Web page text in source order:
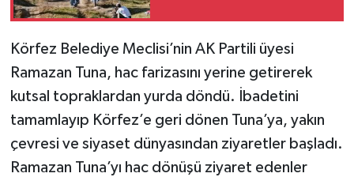
Körfez Belediye Meclisi’nin AK Partili üyesi
Ramazan Tuna, hac farizasını yerine getirerek
kutsal topraklardan yurda döndü. İbadetini
tamamlayıp Körfez’e geri dönen Tuna’ya, yakın
çevresi ve siyaset dünyasından ziyaretler başladı.
Ramazan Tuna’yı hac dönüşü ziyaret edenler